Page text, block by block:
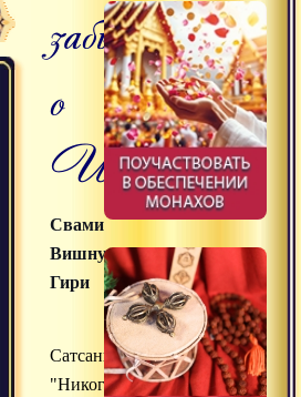
забывать
о
Шиве
Свами
Вишнудевананда
Гири
Сатсанг
"Никогда